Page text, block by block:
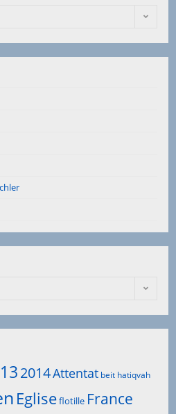
2014Attentat beit hatiqvah
Egliseflotille France